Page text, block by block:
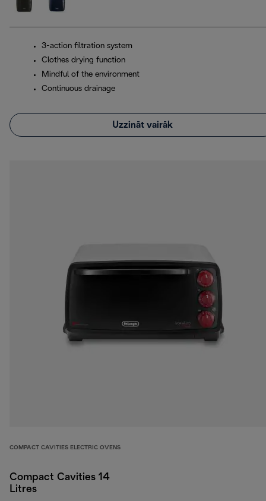
3-action filtration system
Clothes drying function
Mindful of the environment
Continuous drainage
Uzzināt vairāk
COMPACT CAVITIES ELECTRIC OVENS
Compact Cavities 14
Litres